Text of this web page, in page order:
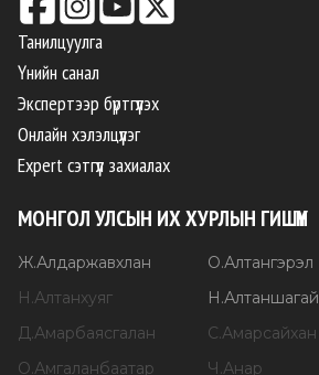
Танилцуулга
Үнийн санал
Экспертээр бүртгүүлэх
Онлайн хэлэлцүүлэг
Expert сэтгүүл захиалах
МОНГОЛ УЛСЫН ИХ ХУРЛЫН ГИШҮҮН
Ж.Алдаржавхлан О.Алтангэрэл
Н .Алтанхуяг Н .Алтаншагай
Д.Амарбаясгалан С.Амарсайхан
О.Амгаланбаатар Ч .Анар